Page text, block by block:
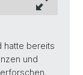
hatte bereits
und